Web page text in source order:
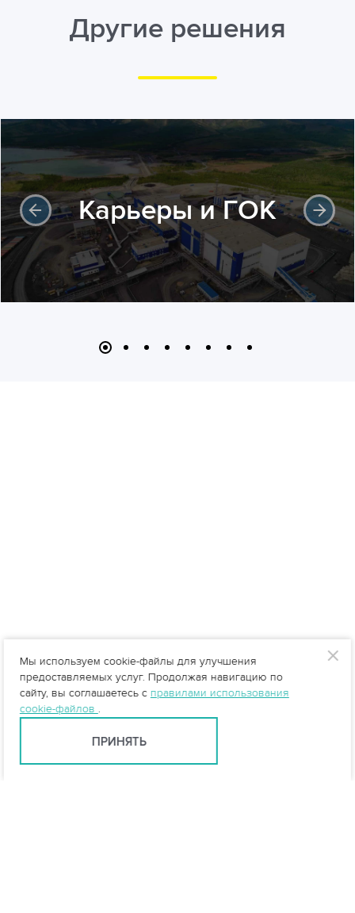
Другие решения
Карьеры и ГОК
Мы используем cookie-файлы для улучшения
предоставляемых услуг. Продолжая навигацию по
сайту, вы соглашаетесь с правилами использования
cookie-файлов .
ПРИНЯТЬ